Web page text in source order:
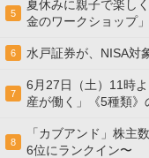
5
夏休みに親子で楽し
金のワークショップ
6 水戸証券が、NISA対
7
6月27日（土）11時
産が働く」《5種類》
8
「カブアンド」株主
6位にランクイン〜